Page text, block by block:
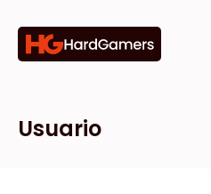
Categorías
Marcas
Tiendas
Usuario